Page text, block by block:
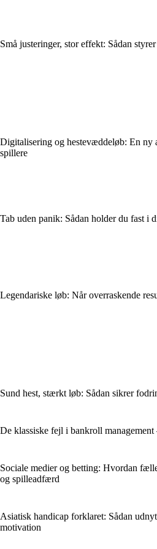
Små justeringer, stor effekt: Sådan
Digitalisering og hestevæddeløb: En ny
spillere
Tab uden panik: Sådan holder du fast i
Legendariske løb: Når overraskende
Sund hest, stærkt løb: Sådan sikrer
De klassiske fejl i bankroll
Sociale medier og betting: Hvordan
og spilleadfærd
Asiatisk handicap forklaret: Sådan
motivation